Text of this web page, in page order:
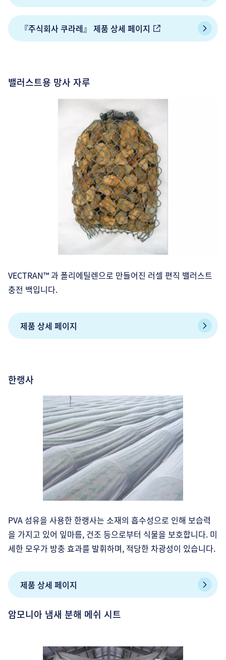
『주식회사 쿠라레』 제품 상세 페이지
밸러스트용 망사 자루
VECTRAN™ 과 폴리에틸렌으로 만들어진 러셀 편직 밸러스트
충전 백입니다.
제품 상세 페이지
한랭사
PVA 섬유을 사용한 한랭사는 소재의 흡수성으로 인해 보습력
을 가지고 있어 잎마름, 건조 등으로부터 식물을 보호합니다. 미
세한 모우가 방충 효과를 발휘하며, 적당한 차광성이 있습니다.
제품 상세 페이지
암모니아 냄새 분해 메쉬 시트